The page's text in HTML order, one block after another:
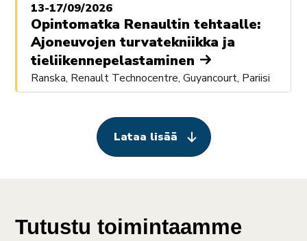
13-17/09/2026
Opintomatka Renaultin tehtaalle:
Ajoneuvojen turvatekniikka ja
tieliikennepelastaminen
Ranska, Renault Technocentre, Guyancourt, Pariisi
Lataa lisää
Tutustu toimintaamme